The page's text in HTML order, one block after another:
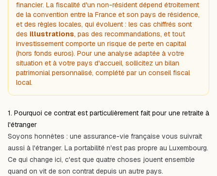
financier. La fiscalité d'un non-résident dépend étroitement
de la convention entre la France et son pays de résidence,
et des règles locales, qui évoluent : les cas chiffrés sont
des illustrations, pas des recommandations, et tout
investissement comporte un risque de perte en capital
(hors fonds euros). Pour une analyse adaptée à votre
situation et à votre pays d'accueil, sollicitez un bilan
patrimonial personnalisé, complété par un conseil fiscal
local.
1. Pourquoi ce contrat est particulièrement fait pour une retraite à
l'étranger
Soyons honnêtes : une assurance-vie française vous suivrait
aussi à l'étranger. La portabilité n'est pas propre au Luxembourg.
Ce qui change ici, c'est que quatre choses jouent ensemble
quand on vit de son contrat depuis un autre pays.